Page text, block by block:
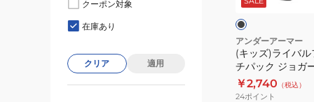
リ
ー
ス
ス
ケ
ッ
アンダーアーマー
(キッズ)ライバ
チパック ジョガ
1386720 001
￥2,740 （税込）
24ポイント
クーポン対象
在庫あり
クリア 適用